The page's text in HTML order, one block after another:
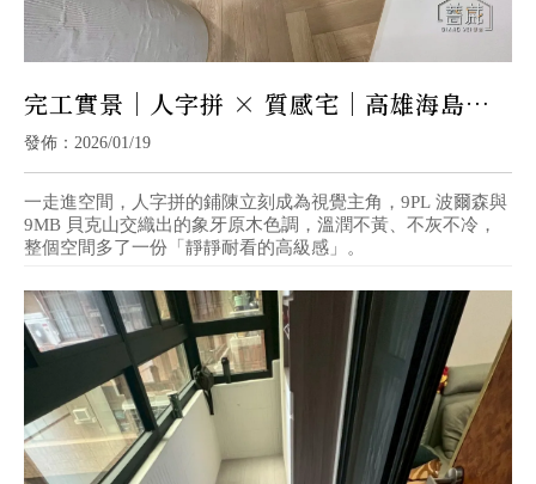
完工實景｜人字拼 × 質感宅｜高雄海島型
木地板
發佈：2026/01/19
一走進空間，人字拼的鋪陳立刻成為視覺主角，9PL 波爾森與
9MB 貝克山交織出的象牙原木色調，溫潤不黃、不灰不冷，
整個空間多了一份「靜靜耐看的高級感」。